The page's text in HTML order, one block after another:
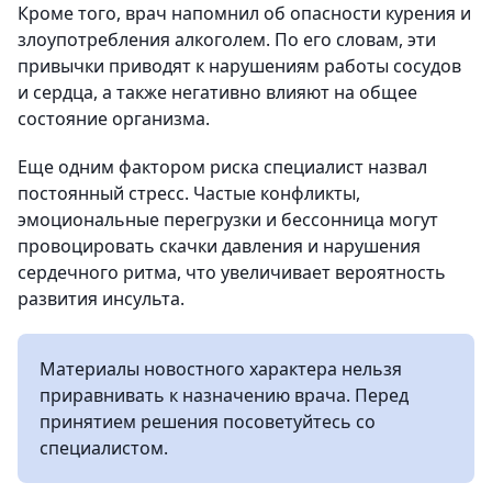
Кроме того, врач напомнил об опасности курения и
злоупотребления алкоголем. По его словам, эти
привычки приводят к нарушениям работы сосудов
и сердца, а также негативно влияют на общее
состояние организма.
Еще одним фактором риска специалист назвал
постоянный стресс. Частые конфликты,
эмоциональные перегрузки и бессонница могут
провоцировать скачки давления и нарушения
сердечного ритма, что увеличивает вероятность
развития инсульта.
Материалы новостного характера нельзя
приравнивать к назначению врача. Перед
принятием решения посоветуйтесь со
специалистом.